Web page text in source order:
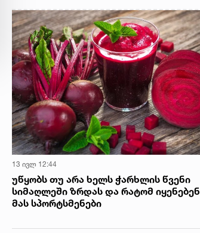
ხელმისაწვდომობის გაზრდის მიზნით,
დედოფლისწყაროში, სამედიცინო
სკრინინგი გაიმართა
13 ივლ 12:44
უწყობს თუ არა ხელს ჭარხლის წვენი
სიმაღლეში ზრდას და რატომ იყენებენ
მას სპორტსმენები